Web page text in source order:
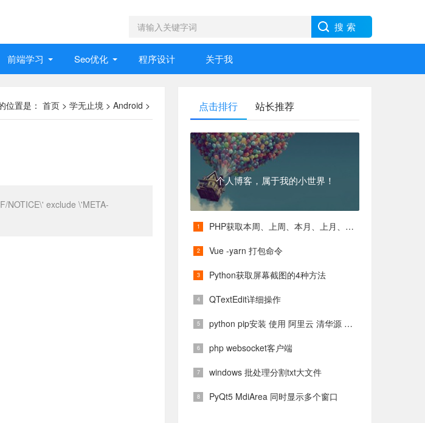
前端学习 Seo优化 程序设计 关于我
位置是： 首页 > 学无止境 > Android >
NOTICE\' exclude \'META-
点击排行 站长推荐
个人博客，属于我的小世界！
PHP获取本周、上周、本月、上月、本季度、上季度等各类具体时间
Vue -yarn 打包命令
Python获取屏幕截图的4种方法
QTextEdit详细操作
python pip安装 使用 阿里云 清华源 镜像源
php websocket客户端
windows 批处理分割txt大文件
PyQt5 MdiArea 同时显示多个窗口